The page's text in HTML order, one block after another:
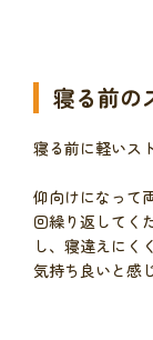
寝る前の
寝る前に軽いス
仰向けになって
回繰り返してく
し、寝違えにく
気持ち良いと感